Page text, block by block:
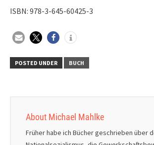
ISBN: 978-3-645-60425-3
POSTED UNDER BUCH
About Michael Mahlke
Früher habe ich Bücher geschrieben über